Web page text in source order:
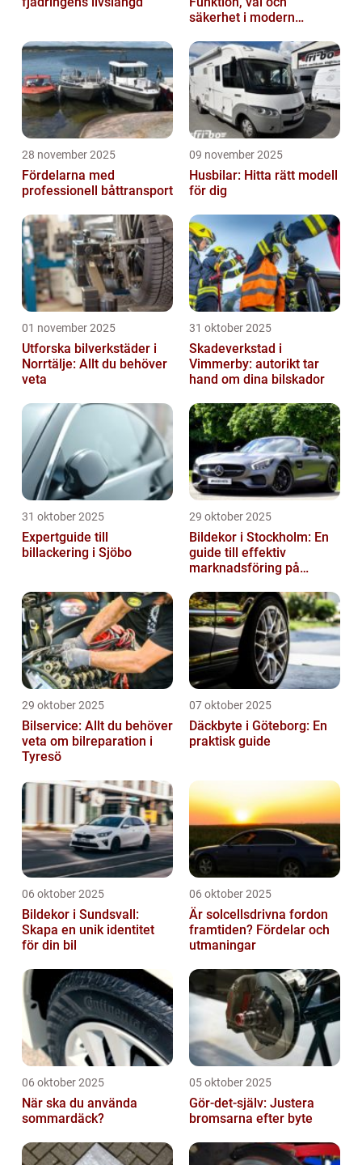
säkerhet i modern
28 november 2025
Fördelarna med
professionell båttransport
09 november 2025
Husbilar: Hitta rätt modell
för dig
01 november 2025
Utforska bilverkstäder i
Norrtälje: Allt du behöver
veta
31 oktober 2025
Skadeverkstad i
Vimmerby: autorikt tar
hand om dina bilskador
31 oktober 2025
Expertguide till
billackering i Sjöbo
29 oktober 2025
Bildekor i Stockholm: En
guide till effektiv
marknadsföring på
29 oktober 2025
Bilservice: Allt du behöver
veta om bilreparation i
Tyresö
07 oktober 2025
Däckbyte i Göteborg: En
praktisk guide
06 oktober 2025
Bildekor i Sundsvall:
Skapa en unik identitet
för din bil
06 oktober 2025
Är solcellsdrivna fordon
framtiden? Fördelar och
utmaningar
06 oktober 2025
När ska du använda
sommardäck?
05 oktober 2025
Gör-det-själv: Justera
bromsarna efter byte